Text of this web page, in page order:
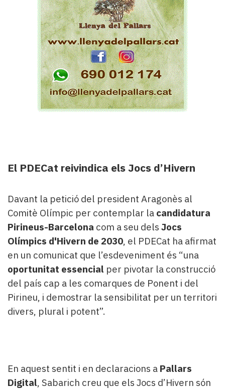
El PDECat reivindica els Jocs d’Hivern
Davant la petició del president Aragonès al
Comitè Olímpic per contemplar la candidatura
Pirineus-Barcelona com a seu dels Jocs
Olímpics d'Hivern de 2030, el PDECat ha afirmat
en un comunicat que l’esdeveniment és “una
oportunitat essencial per pivotar la construcció
del país cap a les comarques de Ponent i del
Pirineu, i demostrar la sensibilitat per un territori
divers, plural i potent”.
En aquest sentit i en declaracions a Pallars
Digital, Sabarich creu que els Jocs d’Hivern són